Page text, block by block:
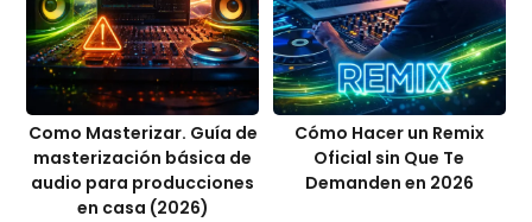
Como Masterizar. Guía de
masterización básica de
audio para producciones
en casa (2026)
Cómo Hacer un Remix
Oficial sin Que Te
Demanden en 2026